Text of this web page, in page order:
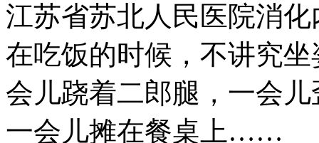
江苏省苏北人民医院消
在吃饭的时候，不讲究
会儿跷着二郎腿，一会
一会儿摊在餐桌上……